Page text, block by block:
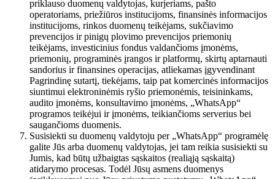
priklauso duomenų valdytojas, kurjeriams, pašto
operatoriams, priežiūros institucijoms, finansinės informacijos
institucijoms, rinkos duomenų teikėjams, sukčiavimo
prevencijos ir pinigų plovimo prevencijos priemonių
teikėjams, investicinius fondus valdančioms įmonėms,
priemonių, programinės įrangos ir platformų, skirtų aptarnauti
sandorius ir finansines operacijas, atliekamas įgyvendinant
Pagrindinę sutartį, tiekėjams, taip pat komercinės informacijos
siuntimui elektroninėmis ryšio priemonėmis, teisininkams,
audito įmonėms, konsultavimo įmonėms, „WhatsApp“
programos teikėjui ir įmonėms, teikiančioms serverius bei
saugančioms duomenis.
Susisiekti su duomenų valdytoju per „WhatsApp“ programėlę
galite Jūs arba duomenų valdytojas, jei tam reikia susisiekti su
Jumis, kad būtų užbaigtas sąskaitos (realiąją sąskaitą)
atidarymo procesas. Todėl Jūsų asmens duomenys